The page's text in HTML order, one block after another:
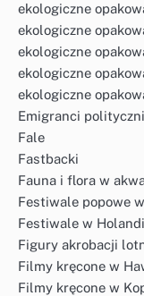
ekologiczne
ekologiczne
ekologiczne
ekologiczne
ekologiczne
Emigranci polityczni
Fale
Fastbacki
Fauna i flora w
Festiwale popowe
Festiwale w
Figury akrobacji
Filmy kręcone w
Filmy kręcone w